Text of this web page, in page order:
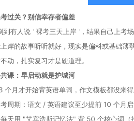
过关？别信幸存者偏差
到有人说 ' 裸考三天上岸 '，结果自己上考
岸的故事听听就好，现实是偏科或基础薄
动，扎实复习才是硬道理。
课：早启动就是护城河
个月才开始背英语单词，作文模板都没来
周期：语文 / 英语建议至少提前 10 个月
天用 "艾宾浩斯记忆法" 背 50 个核心词